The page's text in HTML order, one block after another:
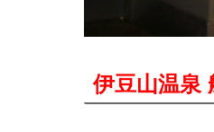
伊豆山温泉